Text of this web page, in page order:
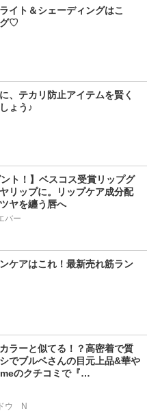
イト＆シェーディングはこ
グ♡
、テカリ防止アイテムを賢く
ょう♪
ント！】ベスコス受賞リップグ
リップに。リップケア成分配
ヤを纏う唇へ
バー
ケアはこれ！最新売れ筋ラン
ラーと似てる！？高密着で質
でブルベさんの目元上品&華や
のクチコミで『…
ウ　N